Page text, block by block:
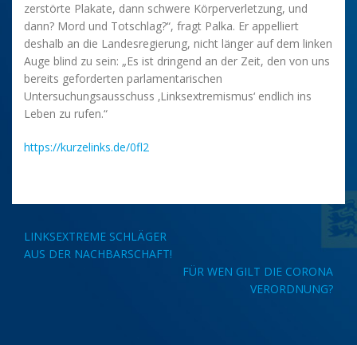
zerstörte Plakate, dann schwere Körperverletzung, und
dann? Mord und Totschlag?“, fragt Palka. Er appelliert
deshalb an die Landesregierung, nicht länger auf dem linken
Auge blind zu sein: „Es ist dringend an der Zeit, den von uns
bereits geforderten parlamentarischen
Untersuchungsausschuss ‚Linksextremismus‘ endlich ins
Leben zu rufen.“
https://kurzelinks.de/0fl2
Beitragsnavigation
LINKSEXTREME SCHLÄGER
AUS DER NACHBARSCHAFT!
FÜR WEN GILT DIE CORONA
VERORDNUNG?